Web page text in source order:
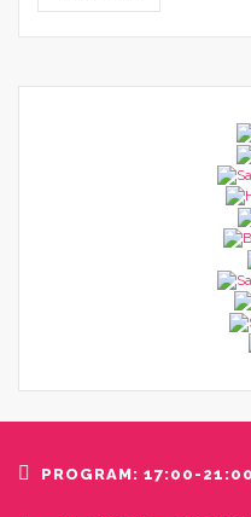
PROGRAM: 17:00-21:00